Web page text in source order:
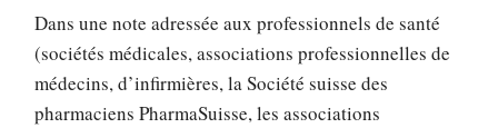
Dans une note adressée aux professionnels de santé
(sociétés médicales, associations professionnelles de
médecins, d’infirmières, la Société suisse des
pharmaciens PharmaSuisse, les associations